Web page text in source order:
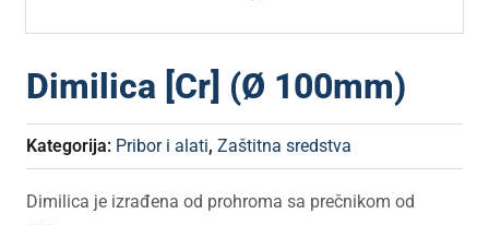
Dimilica [Cr] (Ø 100mm)
Kategorija: Pribor i alati, Zaštitna sredstva
Dimilica je izrađena od prohroma sa prečnikom od